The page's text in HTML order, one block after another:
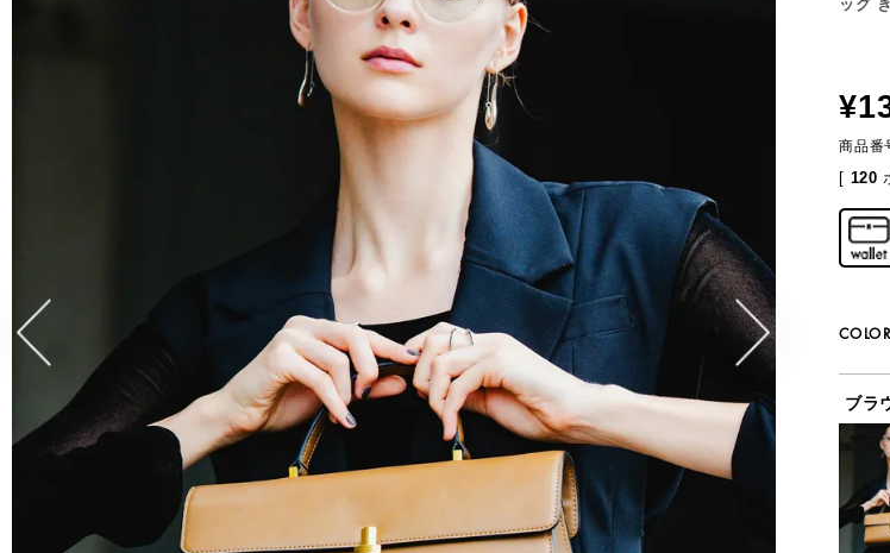
ッグ
¥
商品番
[ 120
COLOR
ブラ